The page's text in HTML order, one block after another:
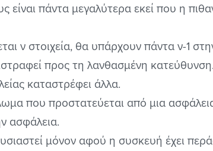
είναι πάντα μεγαλύτερα εκεί που η
ν στοιχεία, θα υπάρχουν πάντα ν-1
προς τη λανθασμένη κατεύθυνση.
καταστρέφει άλλα.
που προστατεύεται από μια
ασφάλεια.
μόνον αφού η συσκευή έχει